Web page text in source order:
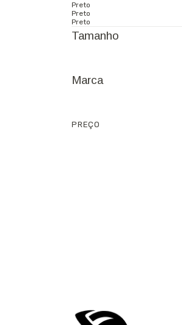
Preto
Preto
Preto
Tamanho
Marca
PREÇO